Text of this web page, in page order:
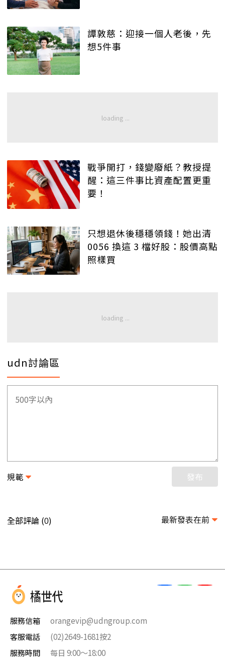
譚敦慈：迎接一個人老後，先
想5件事
戰爭開打，錢變廢紙？教授提
醒：這三件事比資產配置更重
要！
只想退休後穩穩領錢！她出清
0056 換這 3 檔好股：股價高點
照樣買
udn討論區
規範 發布
全部評論 (0) 最新發表在前
服務信箱
orangevip@udngroup.com
客服電話
(02)2649-1681按2
服務時間
每日 9:00～18:00